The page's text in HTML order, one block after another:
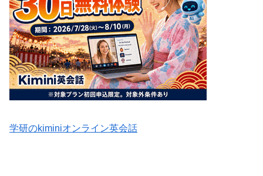
学研のkiminiオンライン英会話